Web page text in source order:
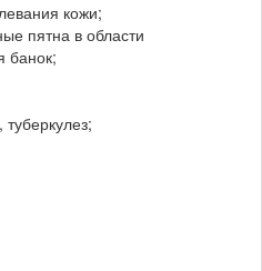
кожи;
пятна в области
банок;